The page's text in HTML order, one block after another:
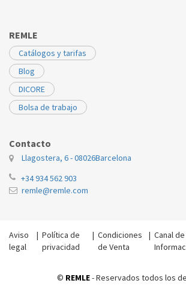
REMLE
Catálogos y tarifas
Blog
DICORE
Bolsa de trabajo
Contacto
Llagostera, 6 - 08026Barcelona
+34 934 562 903
remle@remle.com
Aviso
legal
| Política de
privacidad
|Condiciones
de Venta
|Canal de
© REMLE- Reservados todos los